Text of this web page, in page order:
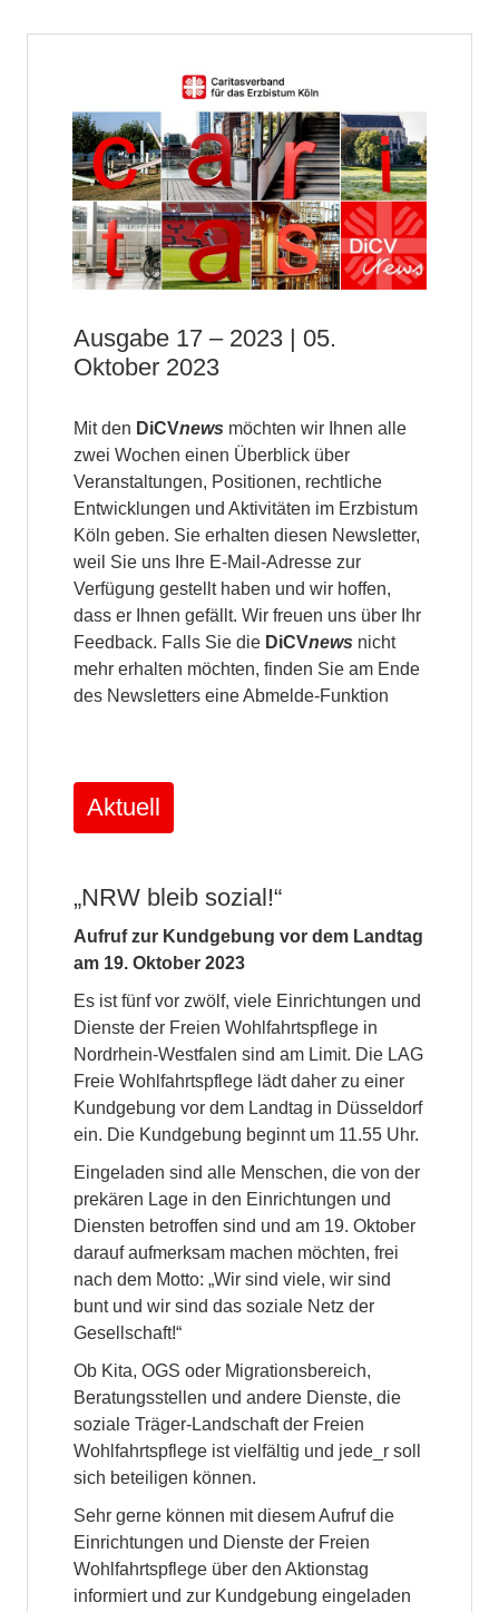
Ausgabe 17 – 2023 | 05.
Oktober 2023
Mit den DiCVnews möchten wir Ihnen alle
zwei Wochen einen Überblick über
Veranstaltungen, Positionen, rechtliche
Entwicklungen und Aktivitäten im Erzbistum
Köln geben. Sie erhalten diesen Newsletter,
weil Sie uns Ihre E-Mail-Adresse zur
Verfügung gestellt haben und wir hoffen,
dass er Ihnen gefällt. Wir freuen uns über Ihr
Feedback. Falls Sie die DiCVnews nicht
mehr erhalten möchten, finden Sie am Ende
des Newsletters eine Abmelde-Funktion
Aktuell
„NRW bleib sozial!“
Aufruf zur Kundgebung vor dem Landtag
am 19. Oktober 2023
Es ist fünf vor zwölf, viele Einrichtungen und
Dienste der Freien Wohlfahrtspflege in
Nordrhein-Westfalen sind am Limit. Die LAG
Freie Wohlfahrtspflege lädt daher zu einer
Kundgebung vor dem Landtag in Düsseldorf
ein. Die Kundgebung beginnt um 11.55 Uhr.
Eingeladen sind alle Menschen, die von der
prekären Lage in den Einrichtungen und
Diensten betroffen sind und am 19. Oktober
darauf aufmerksam machen möchten, frei
nach dem Motto: „Wir sind viele, wir sind
bunt und wir sind das soziale Netz der
Gesellschaft!“
Ob Kita, OGS oder Migrationsbereich,
Beratungsstellen und andere Dienste, die
soziale Träger-Landschaft der Freien
Wohlfahrtspflege ist vielfältig und jede_r soll
sich beteiligen können.
Sehr gerne können mit diesem Aufruf die
Einrichtungen und Dienste der Freien
Wohlfahrtspflege über den Aktionstag
informiert und zur Kundgebung eingeladen